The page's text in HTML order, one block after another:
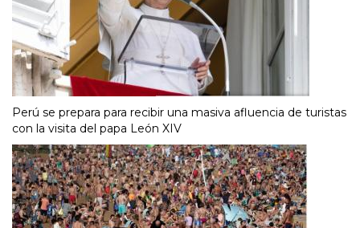
Perú se prepara para recibir una masiva afluencia de turistas
con la visita del papa León XIV